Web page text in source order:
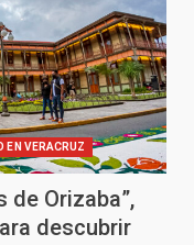
EN VERACRUZ
de Orizaba”,
descubrir